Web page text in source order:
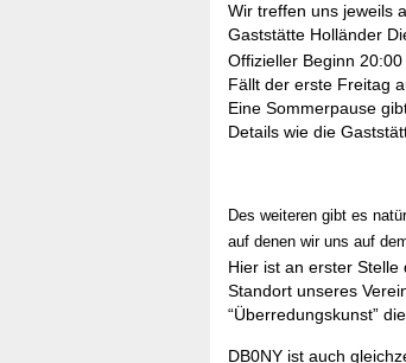
Wir treffen uns jeweils
Gaststätte Holländer
Offizieller Beginn
Fällt der erste Freitag
Eine Sommerpause
Details wie die
Des weiteren gibt es
auf denen wir uns auf
Hier ist an erster Stelle
Standort unseres
“Überredungskunst”
DB0NY ist auch